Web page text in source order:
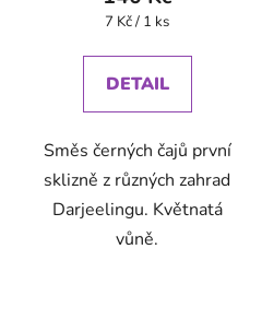
Měrná
7 Kč / 1 ks
DETAIL
Směs černých čajů první
sklizně z různých zahrad
Darjeelingu. Květnatá
vůně.